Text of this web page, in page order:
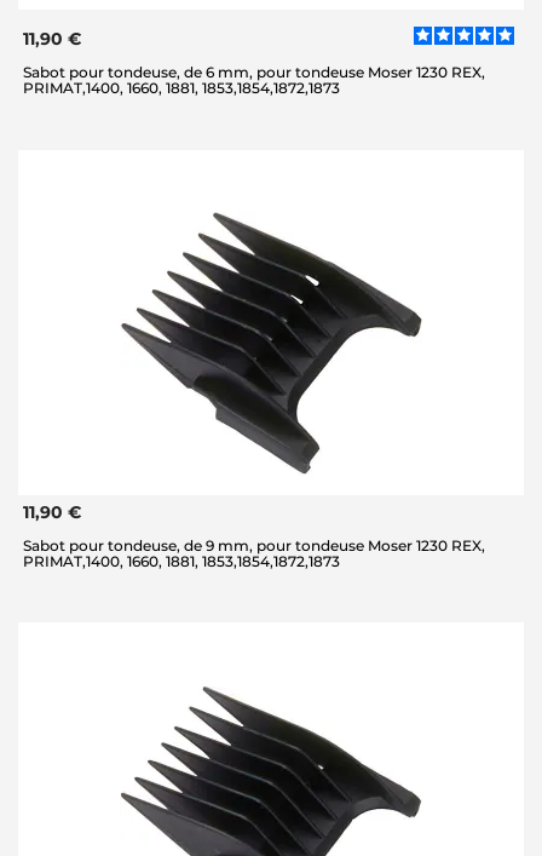
11,90 €
Sabot pour tondeuse, de 6 mm, pour tondeuse Moser 1230 REX,
PRIMAT,1400, 1660, 1881, 1853,1854,1872,1873
11,90 €
Sabot pour tondeuse, de 9 mm, pour tondeuse Moser 1230 REX,
PRIMAT,1400, 1660, 1881, 1853,1854,1872,1873